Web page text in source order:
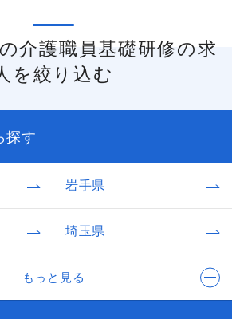
を絞り込む
探す
岩手県
埼玉県
もっと見る